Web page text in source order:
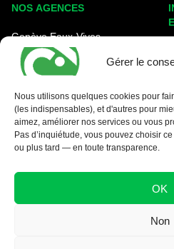
Gérer le
Nous utilisons quelques cookies pour
(les indispensables), et d'autres pour
aimez, améliorer nos services ou vous
Pas d’inquiétude, vous pouvez choisir
ou plus tard — en toute transparence.
OK
Non
NOS AGENCES
Genève Eaux-Vives
Carouge - Rondeau
Nyon - La Côte